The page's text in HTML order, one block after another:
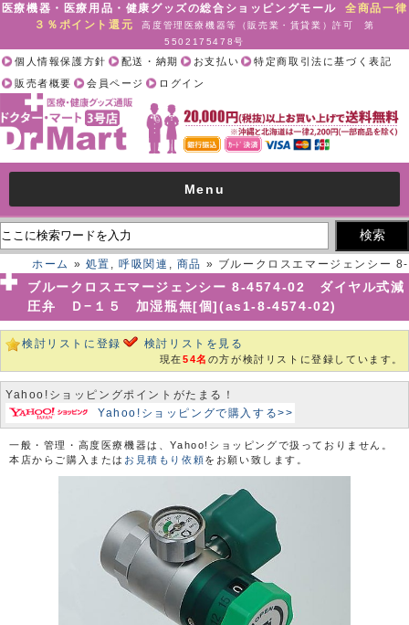
医療機器・医療用品・健康グッズの総合ショッピングモール全商品一律
３％ポイント還元
高度管理医療機器等（販売業・賃貸業）許可 第
5502175478号
個人情報保護方針 配送・納期 お支払い
特定商取引法に基づく表記
販売者概要
会員ページ ログイン
Menu
ホーム » 処置 ,呼吸関連 , 商品 » ブルークロスエマージェンシー 8-
4574-02 ダイヤル式減圧弁 Ｄ−１５ 加湿瓶無[個](as1-8-4574-02)
ブルークロスエマージェンシー 8-4574-02 ダイヤル式減
圧弁 Ｄ−１５ 加湿瓶無[個](as1-8-4574-02)
検討リストに登録 検討リストを見る
現在54名 の方が検討リストに登録しています。
Yahoo!ショッピングポイントがたまる！
Yahoo!ショッピングで購入する>>
一般・管理・高度医療機器は、Yahoo!ショッピングで扱っておりません。
本店からご購入または お見積もり依頼をお願い致します。